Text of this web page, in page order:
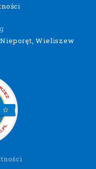
Nieporęt, Wieliszew